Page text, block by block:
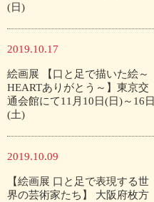
(日)
2019.10.17
絵画展 【口と足で描いた絵～
HEARTありがとう～】東京交
通会館にて11月10日(日)～16日
(土)
2019.10.09
【絵画展 口と足で表現する世
界の芸術家たち】 大阪府枚方